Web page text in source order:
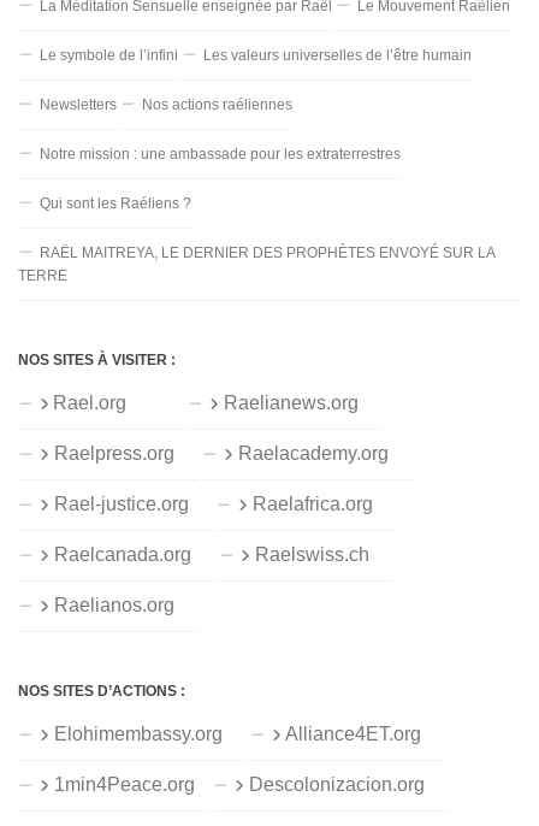
La Méditation Sensuelle enseignée par Raël Le Mouvement Raélien
Le symbole de l’infini Les valeurs universelles de l’être humain
Newsletters Nos actions raéliennes
Notre mission : une ambassade pour les extraterrestres
Qui sont les Raéliens ?
RAËL MAITREYA, LE DERNIER DES PROPHÈTES ENVOYÉ SUR LA
TERRE
NOS SITES À VISITER :
Rael.org Raelianews.org
Raelpress.org Raelacademy.org
Rael-justice.org Raelafrica.org
Raelcanada.org Raelswiss.ch
Raelianos.org
NOS SITES D’ACTIONS :
Elohimembassy.org Alliance4ET.org
1min4Peace.org Descolonizacion.org